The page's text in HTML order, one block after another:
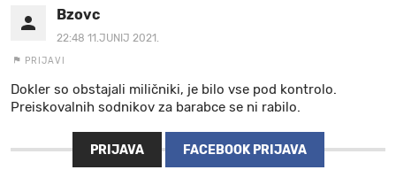
Bzovc
22:48 11.JUNIJ 2021.
PRIJAVI
Dokler so obstajali miličniki, je bilo vse pod kontrolo.
Preiskovalnih sodnikov za barabce se ni rabilo.
PRIJAVA FACEBOOK PRIJAVA